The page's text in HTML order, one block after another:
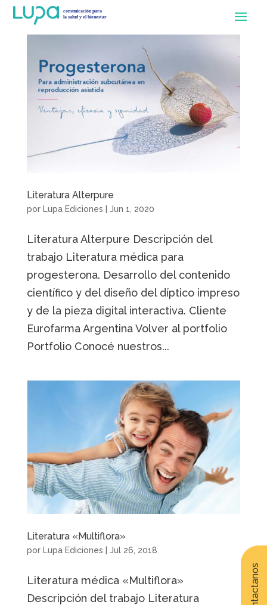
Contactanos
Literatura Alterpure
por Lupa Ediciones Jun 1, 2020
Literatura Alterpure Descripción del
trabajo Literatura médica para
progesterona. Desarrollo del contenido
científico y del diseño del díptico impreso
y de la pieza digital interactiva. Cliente
Eurofarma Argentina Volver al portfolio
Portfolio Conocé nuestros...
Literatura «Multiflora»
por Lupa Ediciones Jul 26, 2018
Literatura médica «Multiflora»
Descripción del trabajo Literatura